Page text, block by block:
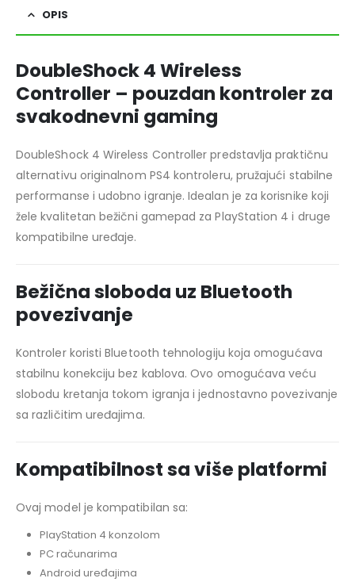
OPIS
DoubleShock 4 Wireless
Controller – pouzdan kontroler za
svakodnevni gaming
DoubleShock 4 Wireless Controller predstavlja praktičnu
alternativu originalnom PS4 kontroleru, pružajući stabilne
performanse i udobno igranje. Idealan je za korisnike koji
žele kvalitetan bežični gamepad za PlayStation 4 i druge
kompatibilne uređaje.
Bežična sloboda uz Bluetooth
povezivanje
Kontroler koristi Bluetooth tehnologiju koja omogućava
stabilnu konekciju bez kablova. Ovo omogućava veću
slobodu kretanja tokom igranja i jednostavno povezivanje
sa različitim uređajima.
Kompatibilnost sa više platformi
Ovaj model je kompatibilan sa:
PlayStation 4 konzolom
PC računarima
Android uređajima